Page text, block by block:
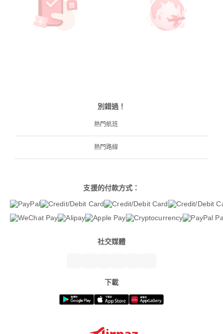
別錯過！
熱門航班
熱門路線
支援的付款方式：
社交媒體
下載